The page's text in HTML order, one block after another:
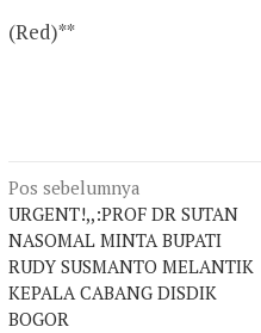
(Red)**
Navigasi
pos
Pos sebelumnya
URGENT!,,:PROF DR SUTAN
NASOMAL MINTA BUPATI
RUDY SUSMANTO MELANTIK
KEPALA CABANG DISDIK
BOGOR